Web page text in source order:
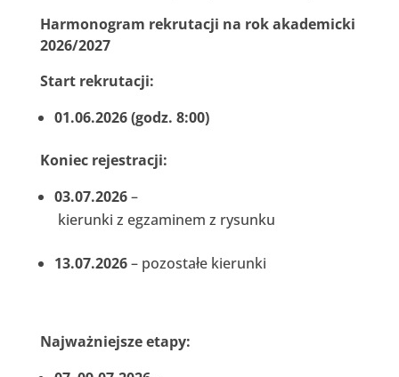
Harmonogram rekrutacji na rok akademicki
2026/2027
Start rekrutacji:
01.06.2026 (godz. 8:00)
Koniec rejestracji:
03.07.2026–
kierunki z egzaminem z rysunku
13.07.2026– pozostałe kierunki
Najważniejsze etapy: